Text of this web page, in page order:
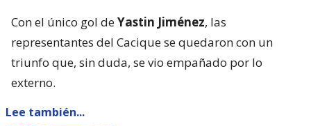
Con el único gol deYastin Jiménez, las
representantes del Cacique se quedaron con un
triunfo que, sin duda, se vio empañado por lo
externo.
Lee también...